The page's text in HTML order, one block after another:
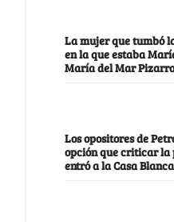
La mujer que tumbó
en la que estaba
María del Mar
Los opositores de
opción que criticar la
entró a la Casa Blanca